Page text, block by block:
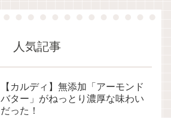
人気記事
【カルディ】無添加「アーモンド
バター」がねっとり濃厚な味わい
だった！